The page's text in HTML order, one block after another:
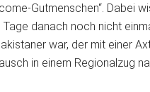
Gutmenschen“. Dabei
Tage danach noch nicht
war, der mit einer
in einem Regionalzug